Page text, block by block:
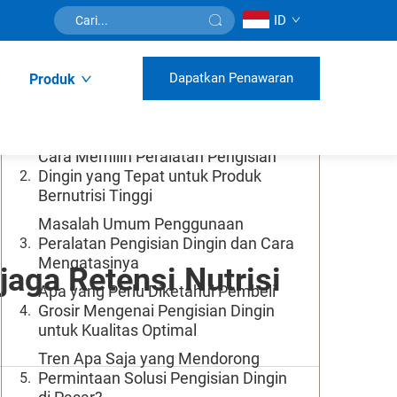
ID
Produk Dapatkan Penawaran
Retensi Nutrisi
Daftar Isi
Apa Saja Manfaat Utama
Cara Memilih Peralatan Pengisian
Dingin yang Tepat untuk Produk
Bernutrisi Tinggi
Masalah Umum Penggunaan
Peralatan Pengisian Dingin dan Cara
Mengatasinya
Apa yang Perlu Diketahui Pembeli
Grosir Mengenai Pengisian Dingin
untuk Kualitas Optimal
Tren Apa Saja yang Mendorong
Permintaan Solusi Pengisian Dingin